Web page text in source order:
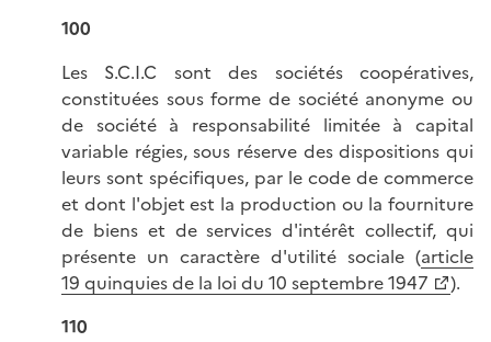
100
Les S.C.I.C sont des sociétés coopératives,
constituées sous forme de société anonyme ou
de société à responsabilité limitée à capital
variable régies, sous réserve des dispositions qui
leurs sont spécifiques, par le code de commerce
et dont l'objet est la production ou la fourniture
de biens et de services d'intérêt collectif, qui
présente un caractère d'utilité sociale (article
19 quinquies de la loi du 10 septembre 1947
).
110